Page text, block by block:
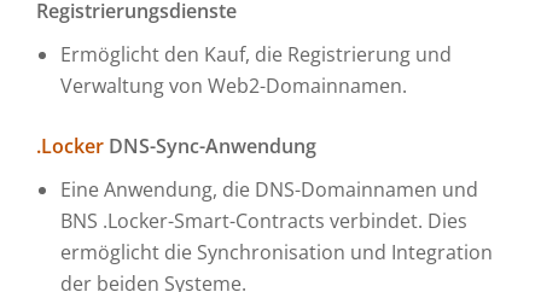
Registrierungsdienste
Ermöglicht den Kauf, die Registrierung und
Verwaltung von Web2-Domainnamen.
.Locker DNS-Sync-Anwendung
Eine Anwendung, die DNS-Domainnamen und
BNS .Locker-Smart-Contracts verbindet. Dies
ermöglicht die Synchronisation und Integration
der beiden Systeme.